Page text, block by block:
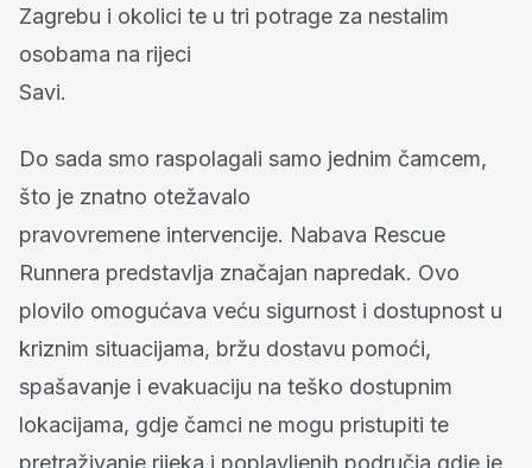
Zagrebu i okolici te u tri potrage za nestalim
osobama na rijeci
Savi.
Do sada smo raspolagali samo jednim čamcem,
što je znatno otežavalo
pravovremene intervencije. Nabava Rescue
Runnera predstavlja značajan napredak. Ovo
plovilo omogućava veću sigurnost i dostupnost u
kriznim situacijama, bržu dostavu pomoći,
spašavanje i evakuaciju na teško dostupnim
lokacijama, gdje čamci ne mogu pristupiti te
pretraživanje rijeka i poplavljenih područja gdje je